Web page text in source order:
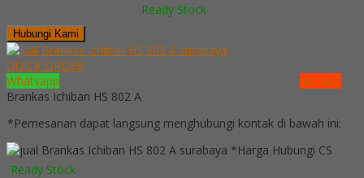
Ready Stock
Hubungi Kami
QUICK ORDER
Whatsapp
via SMS
Brankas Ichiban HS 802 A
*Pemesanan dapat langsung menghubungi kontak di bawah ini:
*Harga Hubungi CS
Ready Stock